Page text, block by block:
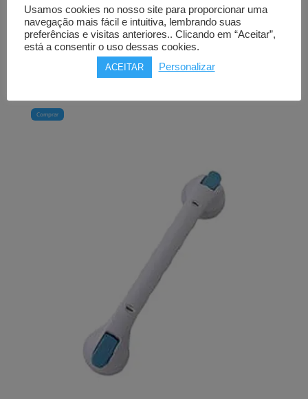
Pedaleira para exercício
MORETTI CROSSY FOLDY
encartável
Comprar
Usamos cookies no nosso site para proporcionar uma
navegação mais fácil e intuitiva, lembrando suas
preferências e visitas anteriores.. Clicando em “Aceitar”,
está a consentir o uso dessas cookies.
ACEITAR Personalizar